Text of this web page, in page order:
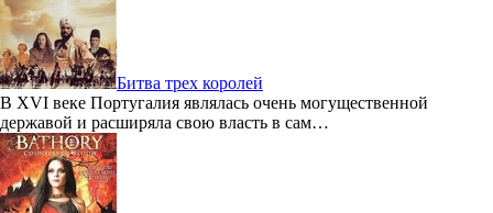
Битва трех королей
В XVI веке Португалия являлась очень могущественной
державой и расширяла свою власть в сам…